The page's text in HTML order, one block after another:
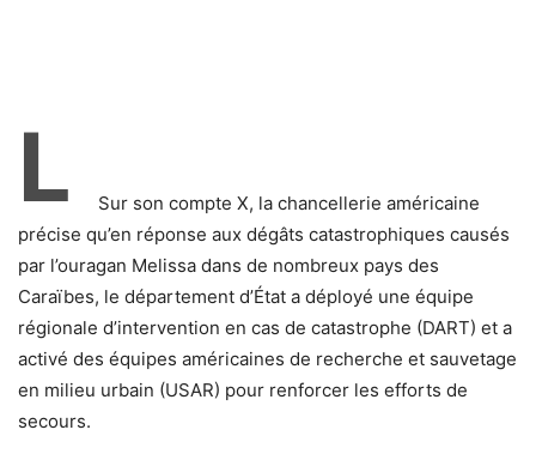
Sur son compte X, la chancellerie américaine
précise qu’en réponse aux dégâts catastrophiques causés
par l’ouragan Melissa dans de nombreux pays des
Caraïbes, le département d’État a déployé une équipe
régionale d’intervention en cas de catastrophe (DART) et a
activé des équipes américaines de recherche et sauvetage
en milieu urbain (USAR) pour renforcer les efforts de
secours.